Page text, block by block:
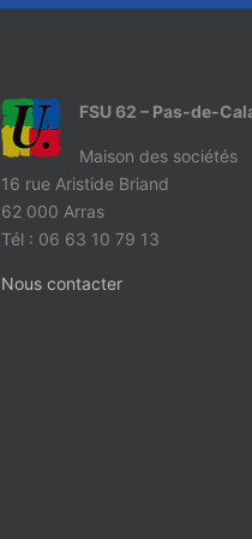
FSU 62 – Pas-de-
Maison des sociétés
16 rue Aristide Briand
62 000 Arras
Tél : 06 63 10 79 13
Nous contacter